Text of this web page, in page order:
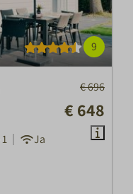
9
€ 696
€ 648
1
Ja